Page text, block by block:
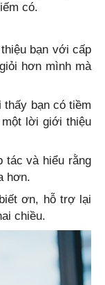
có.
bạn với cấp
hơn mình mà
bạn có tiềm
lời giới thiệu
và hiểu rằng
hơn.
ơn, hỗ trợ lại
chiều.